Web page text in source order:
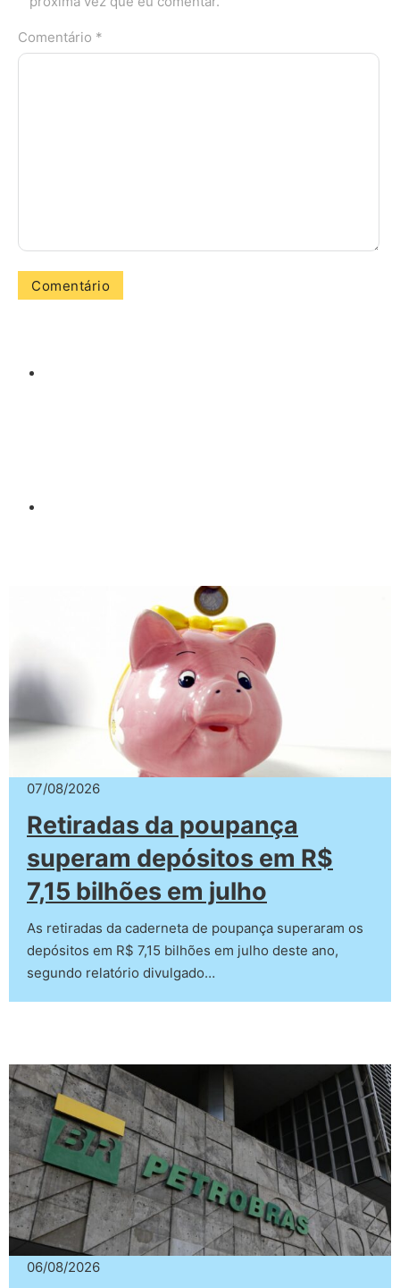
Comentário *
07/08/2026
Retiradas da poupança
superam depósitos em R$
7,15 bilhões em julho
As retiradas da caderneta de poupança superaram os
depósitos em R$ 7,15 bilhões em julho deste ano,
segundo relatório divulgado…
06/08/2026